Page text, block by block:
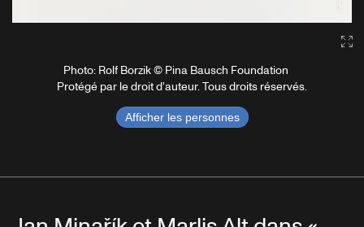
Photo: Rolf Borzik © Pina Bausch Foundation
Protégé par le droit d'auteur. Tous droits réservés.
Afficher les personnes